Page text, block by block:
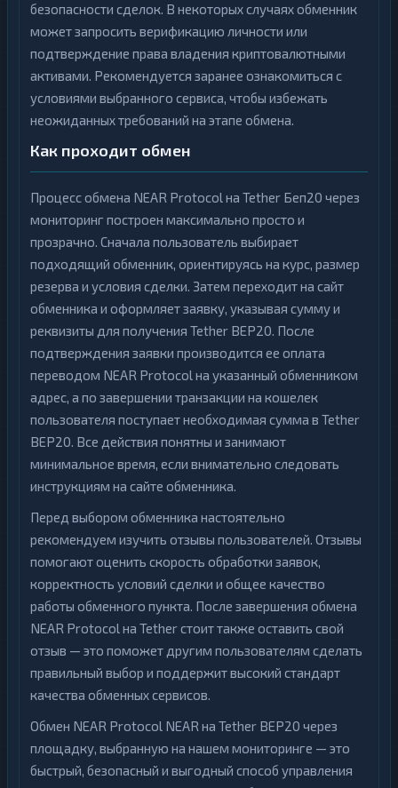
безопасности сделок. В некоторых случаях обменник
может запросить верификацию личности или
подтверждение права владения криптовалютными
активами. Рекомендуется заранее ознакомиться с
условиями выбранного сервиса, чтобы избежать
неожиданных требований на этапе обмена.
Как проходит обмен
Процесс обмена NEAR Protocol на Tether Беп20 через
мониторинг построен максимально просто и
прозрачно. Сначала пользователь выбирает
подходящий обменник, ориентируясь на курс, размер
резерва и условия сделки. Затем переходит на сайт
обменника и оформляет заявку, указывая сумму и
реквизиты для получения Tether BEP20. После
подтверждения заявки производится ее оплата
переводом NEAR Protocol на указанный обменником
адрес, а по завершении транзакции на кошелек
пользователя поступает необходимая сумма в Tether
BEP20. Все действия понятны и занимают
минимальное время, если внимательно следовать
инструкциям на сайте обменника.
Перед выбором обменника настоятельно
рекомендуем изучить отзывы пользователей. Отзывы
помогают оценить скорость обработки заявок,
корректность условий сделки и общее качество
работы обменного пункта. После завершения обмена
NEAR Protocol на Tether стоит также оставить свой
отзыв — это поможет другим пользователям сделать
правильный выбор и поддержит высокий стандарт
качества обменных сервисов.
Обмен NEAR Protocol NEAR на Tether BEP20 через
площадку, выбранную на нашем мониторинге — это
быстрый, безопасный и выгодный способ управления